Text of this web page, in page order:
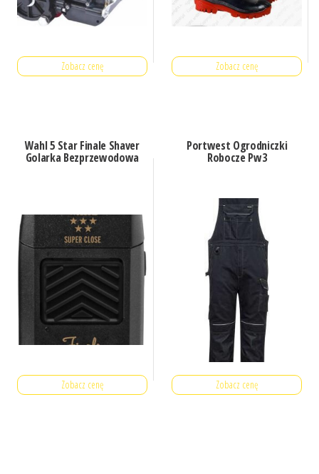
Zobacz cenę Zobacz cenę
Wahl 5 Star Finale Shaver
Golarka Bezprzewodowa
Zobacz cenę
Portwest Ogrodniczki
Robocze Pw3
Zobacz cenę